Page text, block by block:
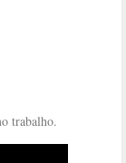
trabalho.